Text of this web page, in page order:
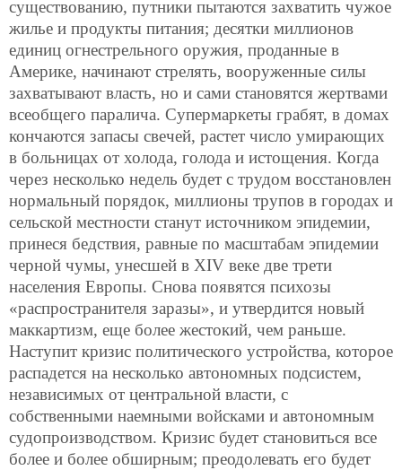
существованию, путники пытаются захватить чужое
жилье и продукты питания; десятки миллионов
единиц огнестрельного оружия, проданные в
Америке, начинают стрелять, вооруженные силы
захватывают власть, но и сами становятся жертвами
всеобщего паралича. Супермаркеты грабят, в домах
кончаются запасы свечей, растет число умирающих
в больницах от холода, голода и истощения. Когда
через несколько недель будет с трудом восстановлен
нормальный порядок, миллионы трупов в городах и
сельской местности станут источником эпидемии,
принеся бедствия, равные по масштабам эпидемии
черной чумы, унесшей в XIV веке две трети
населения Европы. Снова появятся психозы
«распространителя заразы», и утвердится новый
маккартизм, еще более жестокий, чем раньше.
Наступит кризис политического устройства, которое
распадется на несколько автономных подсистем,
независимых от центральной власти, с
собственными наемными войсками и автономным
судопроизводством. Кризис будет становиться все
более и более обширным; преодолевать его будет